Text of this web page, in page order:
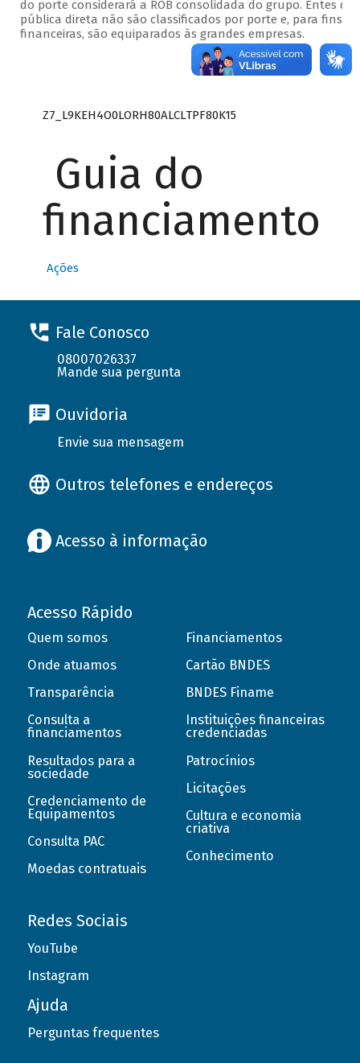
do porte considerará a ROB consolidada do grupo. Entes da
pública direta não são classificados por porte e, para fins
financeiras, são equiparados às grandes empresas.
Z7_L9KEH4O0LORH80ALCLTPF80K15
Guia do
financiamento
Ações
Fale Conosco
08007026337
Mande sua pergunta
Ouvidoria
Envie sua mensagem
Outros telefones e endereços
Acesso à informação
Acesso Rápido
Quem somos
Onde atuamos
Transparência
Consulta a
financiamentos
Resultados para a
sociedade
Credenciamento de
Equipamentos
Consulta PAC
Moedas contratuais
Financiamentos
Cartão BNDES
BNDES Finame
Instituições financeiras
credenciadas
Patrocínios
Licitações
Cultura e economia
criativa
Conhecimento
Redes Sociais
YouTube
Instagram
Ajuda
Perguntas frequentes